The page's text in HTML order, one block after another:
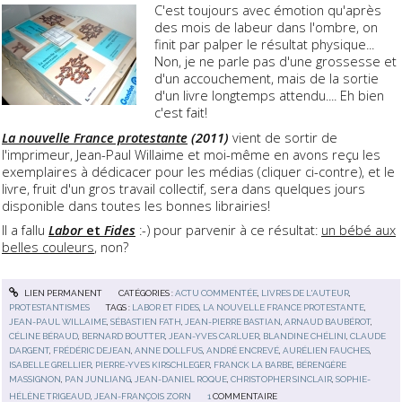
C'est toujours avec émotion qu'après
des mois de labeur dans l'ombre, on
finit par palper le résultat physique...
Non, je ne parle pas d'une grossesse et
d'un accouchement, mais de la sortie
d'un livre longtemps attendu.... Eh bien
c'est fait!
La nouvelle France protestante (2011) vient de sortir de
l'imprimeur, Jean-Paul Willaime et moi-même en avons reçu les
exemplaires à dédicacer pour les médias (cliquer ci-contre), et le
livre, fruit d'un gros travail collectif, sera dans quelques jours
disponible dans toutes les bonnes librairies!
Il a fallu Laboret Fides :-) pour parvenir à ce résultat: un bébé aux
belles couleurs, non?
LIEN PERMANENT CATÉGORIES :ACTU COMMENTÉE, LIVRES DE L'AUTEUR,
PROTESTANTISMES
TAGS : LABOR ET FIDES LA NOUVELLE FRANCE PROTESTANTE
JEAN-PAUL WILLAIME ,SÉBASTIEN FATH JEAN-PIERRE BASTIAN ,ARNAUD BAUBÉROT,
CÉLINE BÉRAUD BERNARD BOUTTER JEAN-YVES CARLUER BLANDINE CHÉLINI ,CLAUDE
DARGENT, FRÉDÉRIC DEJEAN ,ANNE DOLLFUS ,ANDRÉ ENCREVÉ ,AURÉLIEN FAUCHES
ISABELLE GRELLIER PIERRE-YVES KIRSCHLEGER FRANCK LA BARBE BÉRENGÈRE
MASSIGNON PAN JUNLIANG JEAN-DANIEL ROQUE ,CHRISTOPHER SINCLAIR ,SOPHIE-
HÉLÈNE TRIGEAUD
JEAN-FRANÇOIS ZORN 1 COMMENTAIRE